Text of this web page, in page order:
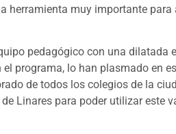
herramienta muy importante para
pedagógico con una dilatada
programa, lo han plasmado en
de todos los colegios de la
Linares para poder utilizar este